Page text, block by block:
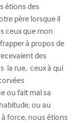
étions des
père lorsque il
ceux que mon
à propos de
des
la rue,  ceux à qui
ou fait mal sa
ou au
force, nous étions